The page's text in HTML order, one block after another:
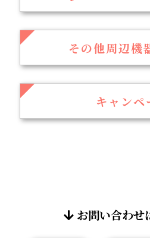
その他周辺機
キャンペ
お問い合わせ